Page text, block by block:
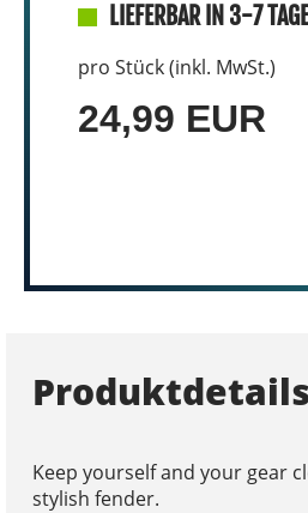
LIEFERBAR IN 3-7
pro Stück (inkl. MwSt.)
24,99 EUR
Produktdetails
Keep yourself and your gear
stylish fender.